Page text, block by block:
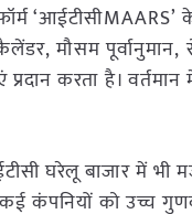
मौसम
प्रदान करता है।
घरेलू बाजार में
कंपनियों को उच्च